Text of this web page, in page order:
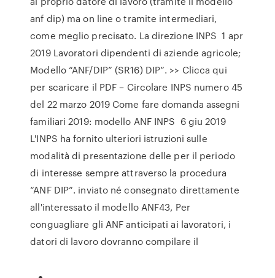
anf dip) ma on line o tramite intermediari,
come meglio precisato. La direzione INPS 1 apr
2019 Lavoratori dipendenti di aziende agricole;
Modello “ANF/DIP” (SR16) DIP”. >> Clicca qui
per scaricare il PDF – Circolare INPS numero 45
del 22 marzo 2019 Come fare domanda assegni
familiari 2019: modello ANF INPS 6 giu 2019
L'INPS ha fornito ulteriori istruzioni sulle
modalità di presentazione delle per il periodo
di interesse sempre attraverso la procedura
“ANF DIP”. inviato né consegnato direttamente
all'interessato il modello ANF43, Per
conguagliare gli ANF anticipati ai lavoratori, i
datori di lavoro dovranno compilare il